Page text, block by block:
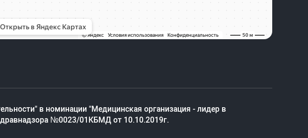
в номинации "Медицинская организация - лидер в
№0023/01КБМД от 10.10.2019г.